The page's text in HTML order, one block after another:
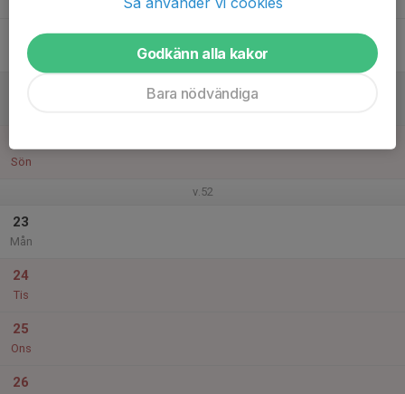
Fre
Sön
v.52
23
Mån
24
Tis
25
Ons
26
Godkänn alla kakor
Bara nödvändiga